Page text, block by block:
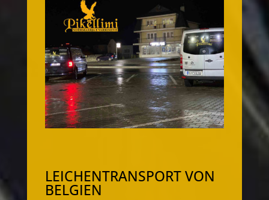
LEICHENTRANSPORT VON
BELGIEN